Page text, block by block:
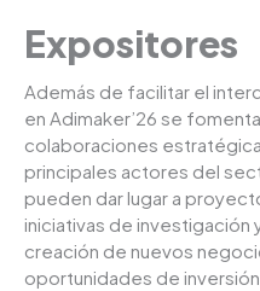
Expositores
Además de facilitar el
en Adimaker’26 se
colaboraciones
principales actores del
pueden dar lugar a
iniciativas de investigación
creación de nuevos
oportunidades de inversión.